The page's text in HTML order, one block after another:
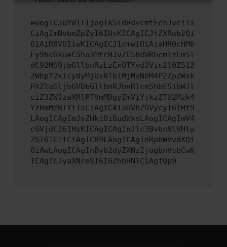
ewogICJuYW1lIjogIk5ldHdvcmtFcnJvciIs
CiAgImNvbmZpZyI6IHsKICAgICJtZXRob2Qi
OiAiR0VUIiwKICAgICJ1cmwiOiAiaHR0cHM6
Ly9hcGkueC5ha3MtcHJvZC5hdWRhcmlzLm5l
dC92MS9jbGllbnRzLzExOTYvd2Vic2l0ZS12
ZWhpY2xlcy8yMjUxNTklMjMxNDM4P2ZpZWxk
PXZlaGljbGVDbGllbnRJbnRlcm5hbE51bWJl
ciZ3ZWJzaXRlPTVmMDgyZmViYjkzZTU2Mzk4
YzBmMzBlYiIsCiAgICAiaGVhZGVycyI6IHt9
LAogICAgImJvZHkiOiBudWxsLAogICAgImV4
cGVjdCI6IHsKICAgICAgInJlc3BvbnNlVHlw
ZSI6ICIiCiAgICB9LAogICAgInRpbWVvdXQi
OiAwLAogICAgInByb2dyZXNzIjogbnVsbCwK
ICAgICJyaXNreSI6IGZhbHNlCiAgfQp9